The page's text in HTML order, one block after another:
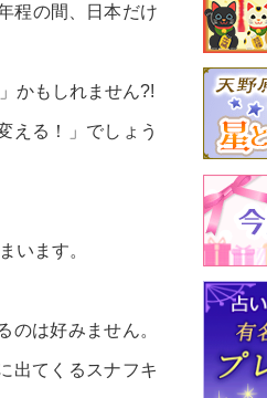
程の間、日本だけ
かもしれません?!
える！」でしょう
います。
は好みません。
出てくるスナフキ